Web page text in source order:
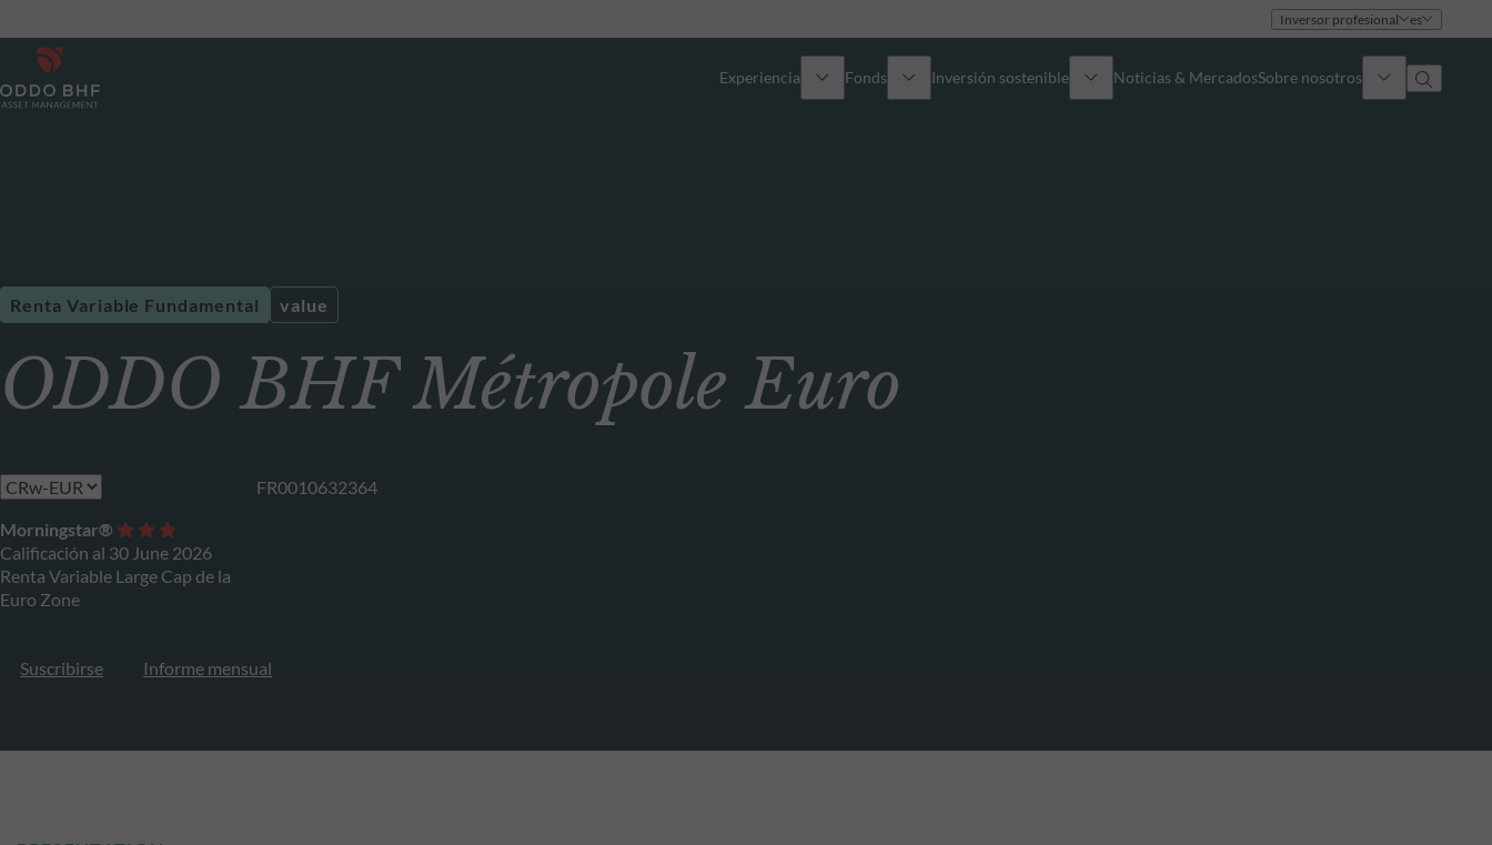
Inversor profesional es
Experiencia
Multiactivos
Fonds
Cómo suscribirse
Inversión sostenible Noticias & MercadosSobre nosotros
ODDO BHF Métropole Euro
Renta Variable Fundamental value
FR0010632364
Morningstar®
Calificación al 30 June 2026
Renta Variable Large Cap de la
Euro Zone
Suscribirse Informe mensual